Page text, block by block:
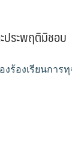
ประพฤติมิชอบ
งร้องเรียนการ